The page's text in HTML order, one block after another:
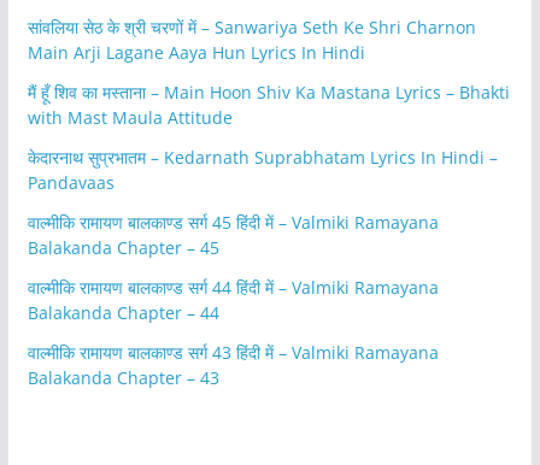
सांवलिया सेठ के श्री चरणों में – Sanwariya Seth Ke Shri Charnon
Main Arji Lagane Aaya Hun Lyrics In Hindi
मैं हूँ शिव का मस्ताना – Main Hoon Shiv Ka Mastana Lyrics – Bhakti
with Mast Maula Attitude
केदारनाथ सुप्रभातम – Kedarnath Suprabhatam Lyrics In Hindi –
Pandavaas
वाल्मीकि रामायण बालकाण्ड सर्ग 45 हिंदी में – Valmiki Ramayana
Balakanda Chapter – 45
वाल्मीकि रामायण बालकाण्ड सर्ग 44 हिंदी में – Valmiki Ramayana
Balakanda Chapter – 44
वाल्मीकि रामायण बालकाण्ड सर्ग 43 हिंदी में – Valmiki Ramayana
Balakanda Chapter – 43